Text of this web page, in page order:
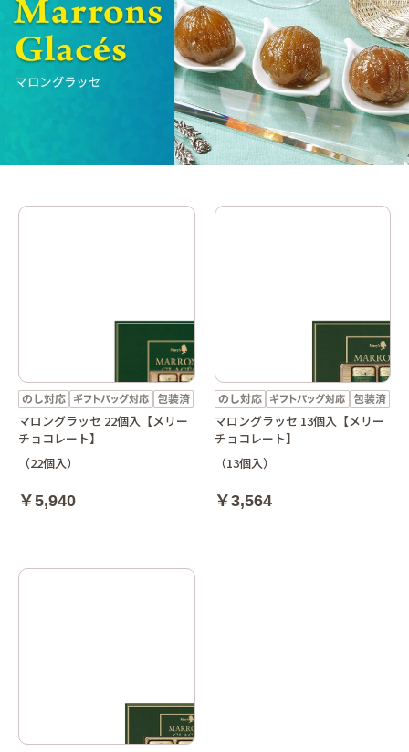
マロングラッセ 22個入【メリー
チョコレート】
（22個入）
￥5,940
マロングラッセ 13個入【メリー
チョコレート】
（13個入）
￥3,564